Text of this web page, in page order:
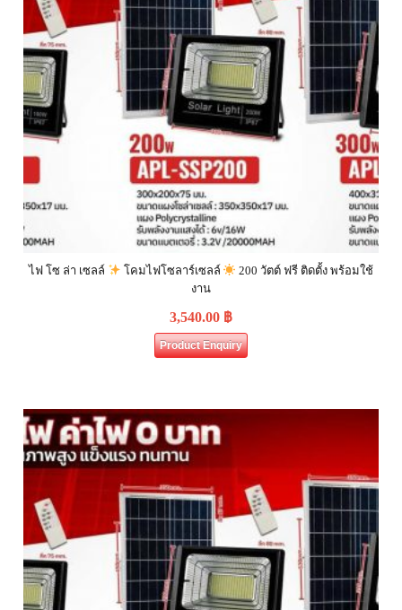
ไฟ โซ ล่า เซลล์ โคมไฟโซลาร์เซลล์
200 วัตต์ ฟรี ติดตั้ง พร้อมใช้
งาน
3,540.00 ฿
Product Enquiry